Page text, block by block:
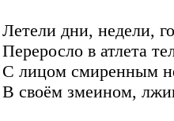
Летели дни, недели,
Переросло в атлета
С лицом смиренным
В своём змеином,